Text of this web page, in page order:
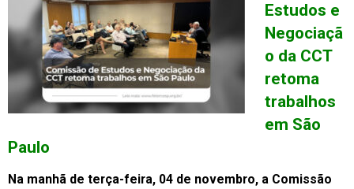
Estudos e
Negociaçã
o da CCT
retoma
trabalhos
em São
Paulo
Na manhã de terça-feira, 04 de novembro, a Comissão